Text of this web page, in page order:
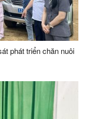
phát triển chăn nuôi